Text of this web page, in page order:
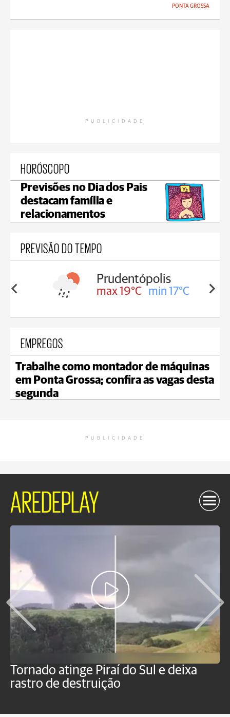
PONTA GROSSA
PUBLICIDADE
HORÓSCOPO
Previsões no Dia dos Pais
destacam família e
relacionamentos
PREVISÃO DO TEMPO
Prudentópolis
max 19°C min 17°C
Ivaí
max 20°C min
EMPREGOS
Trabalhe como montador de máquinas
em Ponta Grossa; confira as vagas desta
segunda
PUBLICIDADE
AREDEPLAY
Tornado atinge Piraí do Sul e deixa
rastro de destruição